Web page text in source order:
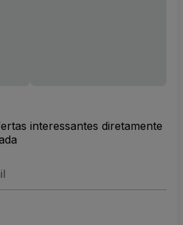
interessantes diretamente